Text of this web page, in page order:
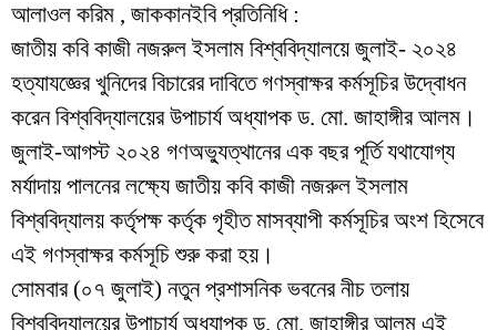
আলাওল করিম , জাককানইবি প্রতিনিধি :
জাতীয় কবি কাজী নজরুল ইসলাম বিশ্ববিদ্যালয়ে জুলাই- ২০২৪
হত্যাযজ্ঞের খুনিদের বিচারের দাবিতে গণস্বাক্ষর কর্মসূচির উদ্বোধন
করেন বিশ্ববিদ্যালয়ের উপাচার্য অধ্যাপক ড. মো. জাহাঙ্গীর আলম।
জুলাই-আগস্ট ২০২৪ গণঅভ্যুত্থানের এক বছর পূর্তি যথাযোগ্য
মর্যাদায় পালনের লক্ষ্যে জাতীয় কবি কাজী নজরুল ইসলাম
বিশ্ববিদ্যালয় কর্তৃপক্ষ কর্তৃক গৃহীত মাসব্যাপী কর্মসূচির অংশ হিসেবে
এই গণস্বাক্ষর কর্মসূচি শুরু করা হয়।
সোমবার (০৭ জুলাই) নতুন প্রশাসনিক ভবনের নীচ তলায়
বিশ্ববিদ্যালয়ের উপাচার্য অধ্যাপক ড. মো. জাহাঙ্গীর আলম এই